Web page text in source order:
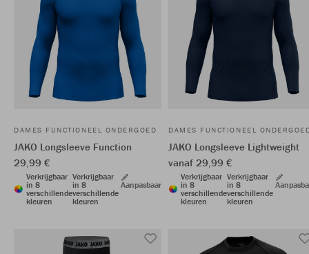
DAMES FUNCTIONEEL ONDERGOED
JAKO Longsleeve Function
29,99 €
Verkrijgbaar
in 8
verschillende
kleuren
Verkrijgbaar
in 8
verschillende
kleuren
Aanpasbaar
DAMES FUNCTIONEEL
JAKO Longsleeve Lightweight
vanaf 29,99 €
Verkrijgbaar
in 8
verschillende
kleuren
Verkrijgbaar
in 8
verschillende
kleuren